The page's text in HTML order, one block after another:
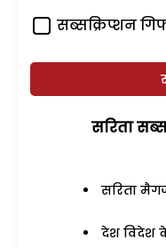
सब्सक्रिप्शन
सरिता
सरिता
देश विदेश